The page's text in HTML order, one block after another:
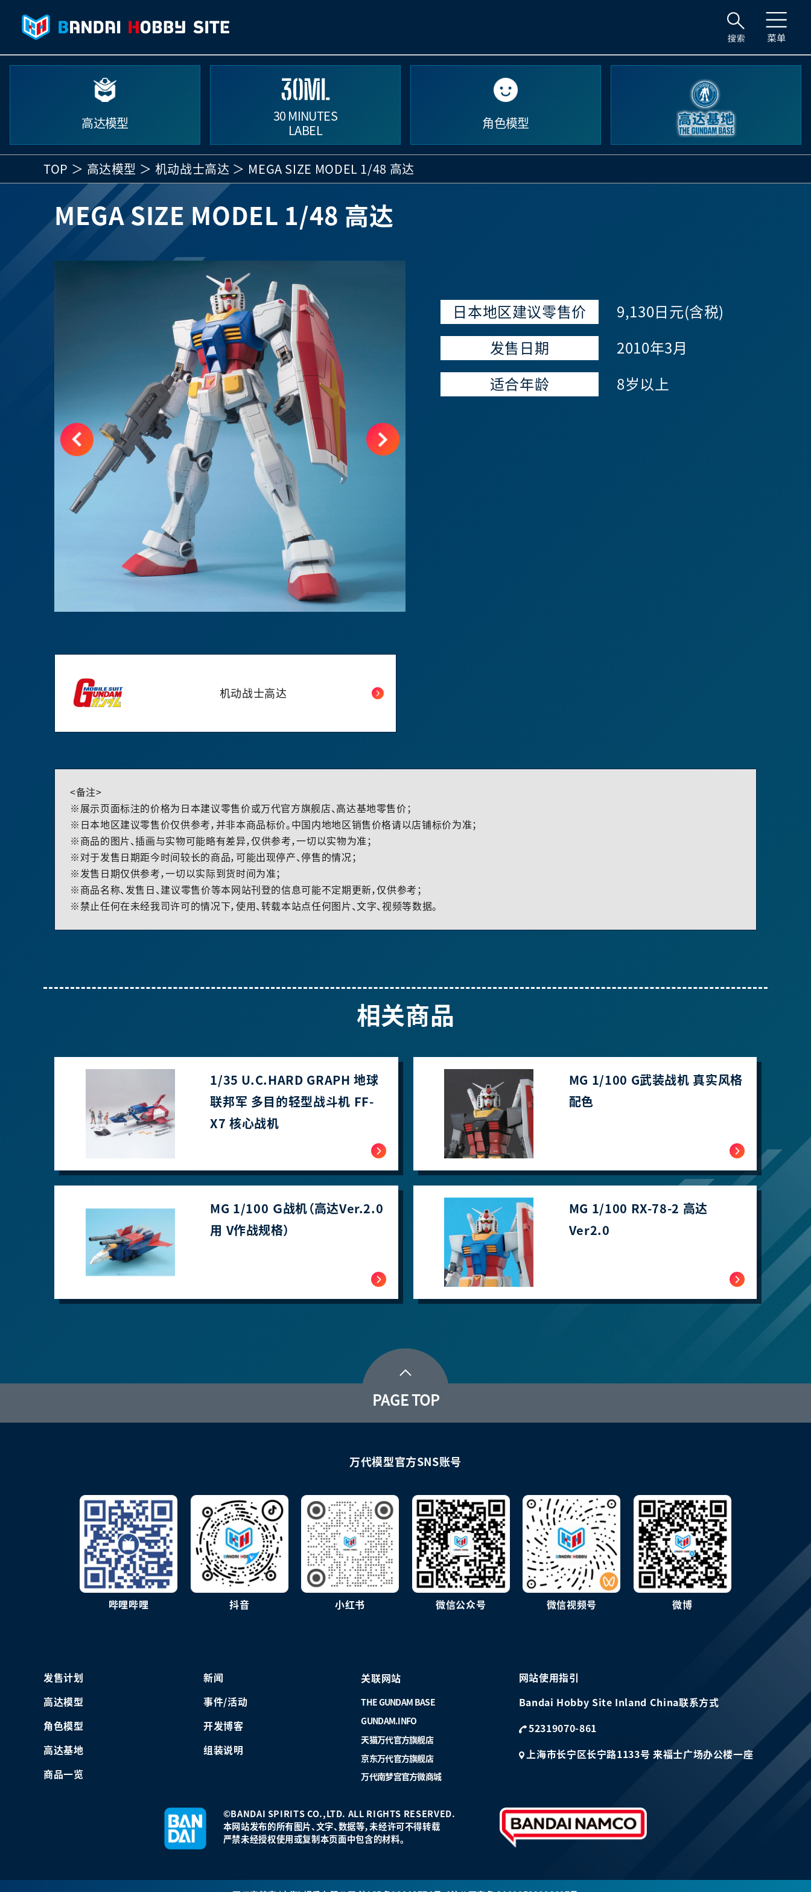
高达模型
30 MINUTES
LABEL
角色模型
TOP 高达模型 机动战士高达 MEGA SIZE MODEL 1/48 高达
MEGA SIZE MODEL 1/48 高达
日本地区建议零售价 9,130日元(含税)
发售日期 2010年3月
适合年龄 8岁以上
机动战士高达
<备注>
※展示页面标注的价格为日本建议零售价或万代官方旗舰店、高达基地零售价；
※日本地区建议零售价仅供参考，并非本商品标价。中国内地地区销售价格请以店铺标价为准；
※商品的图片、插画与实物可能略有差异，仅供参考，一切以实物为准；
※对于发售日期距今时间较长的商品，可能出现停产、停售的情况；
※发售日期仅供参考，一切以实际到货时间为准；
※商品名称、发售日、建议零售价等本网站刊登的信息可能不定期更新，仅供参考；
※禁止任何在未经我司许可的情况下，使用、转载本站点任何图片、文字、视频等数据。
相关商品
1/35 U.C.HARD GRAPH 地球
联邦军 多目的轻型战斗机 FF-
X7 核心战机
MG 1/100 G武装战机 真实风格
配色
MG 1/100 Ｇ战机（高达Ver.2.0
用 V作战规格）
MG 1/100 RX-78-2 高达
Ver2.0
PAGE TOP
万代模型官方SNS账号
哔哩哔哩 抖音 小红书 微信公众号 微信视频号 微博
发售计划
高达模型
角色模型
高达基地
商品一览
新闻
事件/活动
开发博客
组装说明
关联网站
THE GUNDAM BASE
GUNDAM.INFO
天猫万代官方旗舰店
京东万代官方旗舰店
万代南梦宫官方微商城
网站使用指引
Bandai Hobby Site Inland China联系方式
52319070-861
上海市长宁区长宁路1133号 来福士广场办公楼一座
©BANDAI SPIRITS CO.,LTD. ALL RIGHTS RESERVED.
本网站发布的所有图片、文字、数据等，未经许可不得转载
严禁未经授权使用或复制本页面中包含的材料。